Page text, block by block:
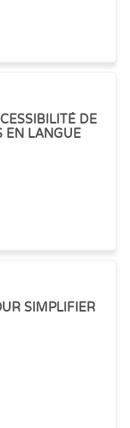
DE
EN LANGUE
SIMPLIFIER